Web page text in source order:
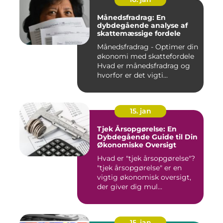
Månedsfradrag: En
dybdegående analyse af
skattemæssige fordele
Månedsfradrag - Optimer din
økonomi med skattefordele
Hvad er månedsfradrag og
hvorfor er det vigti...
15. jan
Tjek Årsopgørelse: En
Dybdegående Guide til Din
Økonomiske Oversigt
Hvad er "tjek årsopgørelse"?
"tjek årsopgørelse" er en
vigtig økonomisk oversigt,
der giver dig mul...